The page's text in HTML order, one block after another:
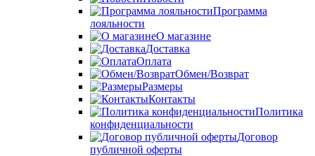
Программа
лояльности
О магазине
Доставка
Оплата
Обмен/Возврат
Размеры
Контакты
Политика
конфиденциальности
Договор
публичной оферты